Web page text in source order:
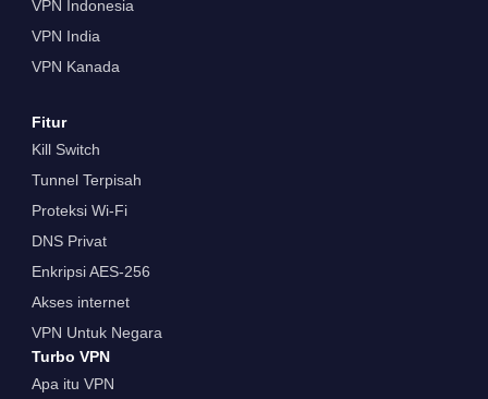
VPN Indonesia
VPN India
VPN Kanada
Fitur
Kill Switch
Tunnel Terpisah
Proteksi Wi-Fi
DNS Privat
Enkripsi AES-256
Akses internet
VPN Untuk Negara
Turbo VPN
Apa itu VPN